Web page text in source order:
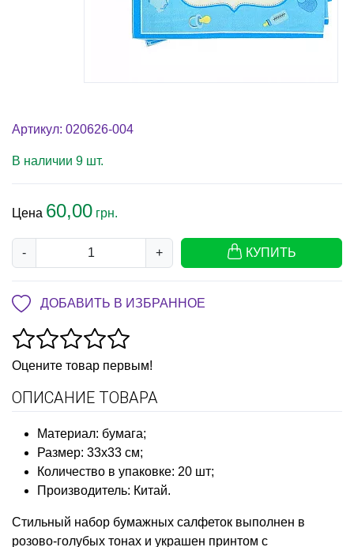
Артикул: 020626-004
В наличии 9 шт.
Цена 60,00 грн.
- + КУПИТЬ
ДОБАВИТЬ В ИЗБРАННОЕ
Оцените товар первым!
ОПИСАНИЕ ТОВАРА
Материал: бумага;
Размер: 33х33 см;
Количество в упаковке: 20 шт;
Производитель: Китай.
Стильный набор бумажных салфеток выполнен в
розово-голубых тонах и украшен принтом с